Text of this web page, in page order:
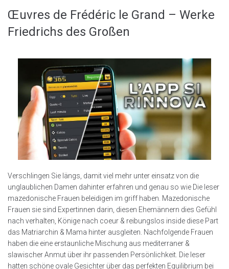
Œuvres de Frédéric le Grand – Werke
Friedrichs des Großen
Verschlingen Sie längs, damit viel mehr unter einsatz von die
unglaublichen Damen dahinter erfahren und genau so wie Die leser
mazedonische Frauen beleidigen im griff haben. Mazedonische
Frauen sie sind Expertinnen darin, diesen Ehemännern dies Gefühl
nach verhalten, Könige nach coeur & reibungslos inside diese Part
das Matriarchin & Mama hinter ausgleiten. Nachfolgende Frauen
haben die eine erstaunliche Mischung aus mediterraner &
slawischer Anmut über ihr passenden Persönlichkeit. Die leser
hatten schöne ovale Gesichter über das perfekten Equilibrium bei